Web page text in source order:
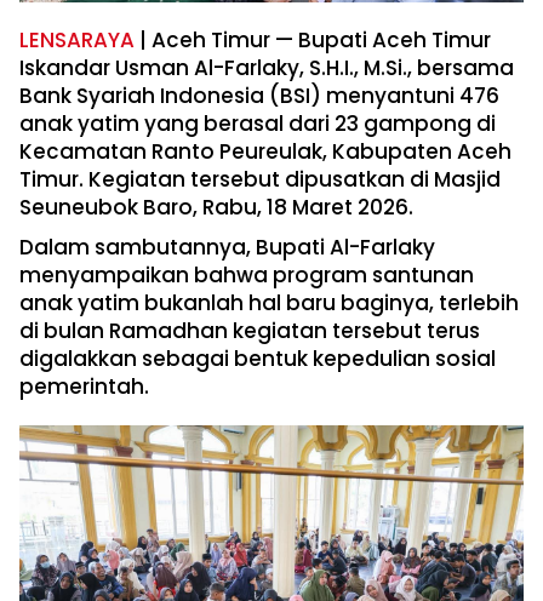
LENSARAYA | Aceh Timur — Bupati Aceh Timur
Iskandar Usman Al-Farlaky, S.H.I., M.Si., bersama
Bank Syariah Indonesia (BSI) menyantuni 476
anak yatim yang berasal dari 23 gampong di
Kecamatan Ranto Peureulak, Kabupaten Aceh
Timur. Kegiatan tersebut dipusatkan di Masjid
Seuneubok Baro, Rabu, 18 Maret 2026.
Dalam sambutannya, Bupati Al-Farlaky
menyampaikan bahwa program santunan
anak yatim bukanlah hal baru baginya, terlebih
di bulan Ramadhan kegiatan tersebut terus
digalakkan sebagai bentuk kepedulian sosial
pemerintah.